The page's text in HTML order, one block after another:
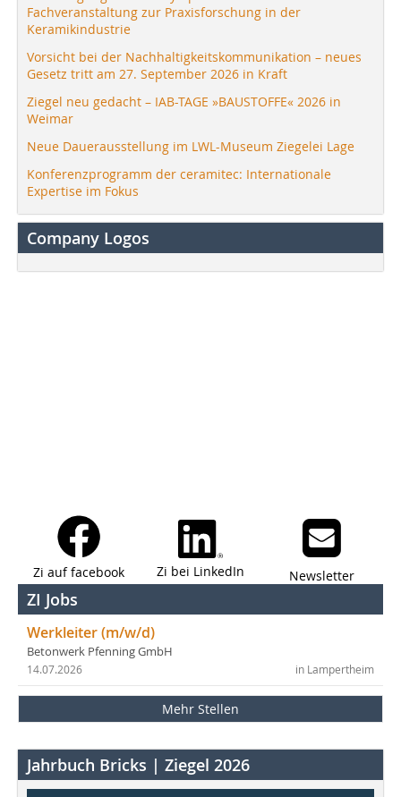
Fachveranstaltung zur Praxisforschung in der
Keramikindustrie
Vorsicht bei der Nachhaltigkeitskommunikation – neues
Gesetz tritt am 27. September 2026 in Kraft
Ziegel neu gedacht – IAB-TAGE »BAUSTOFFE« 2026 in
Weimar
Neue Dauerausstellung im LWL-Museum Ziegelei Lage
Konferenzprogramm der ceramitec: Internationale
Expertise im Fokus
Company Logos
Zi auf facebook Zi bei LinkedIn Newsletter
ZI Jobs
Werkleiter (m/w/d)
Betonwerk Pfenning GmbH
in Lampertheim
14.07.2026
Mehr Stellen
Jahrbuch Bricks | Ziegel 2026